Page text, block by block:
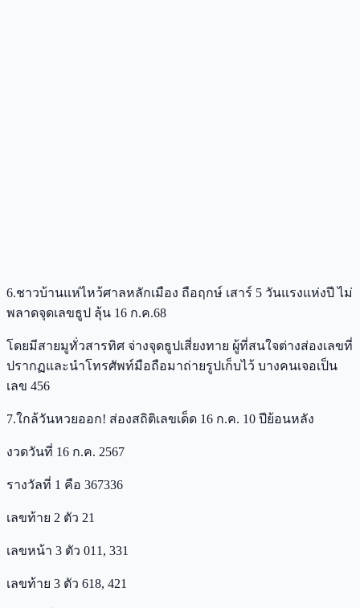
6.ชาวบ้านแห่ไหว้ศาลหลักเมือง ถือฤกษ์ เสาร์ 5 วันแรงแห่งปี ไม่
พลาดจุดเลขธูป ลุ้น 16 ก.ค.68
โดยมีสายมูทั่วสารทิศ จ่างจุดธูปเสี่ยงทาย ผู้ที่สนใจต่างส่องเลขที่
ปรากฏและนำโทรศัพท์มือถือมาถ่ายรูปเก็บไว้ บางคนเจอเป็น
เลข 456
7.ใกล้วันหวยออก! ส่องสถิติเลขเด็ด 16 ก.ค. 10 ปีย้อนหลัง
งวดวันที่ 16 ก.ค. 2567
รางวัลที่ 1 คือ 367336
เลขท้าย 2 ตัว 21
เลขหน้า 3 ตัว 011, 331
เลขท้าย 3 ตัว 618, 421